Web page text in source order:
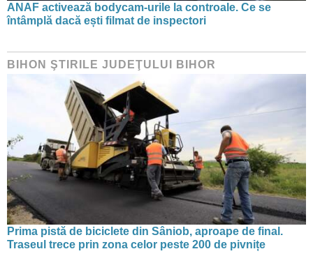
ANAF activează bodycam-urile la controale. Ce se
întâmplă dacă ești filmat de inspectori
BIHON ŞTIRILE JUDEŢULUI BIHOR
Prima pistă de biciclete din Sâniob, aproape de final.
Traseul trece prin zona celor peste 200 de pivnițe